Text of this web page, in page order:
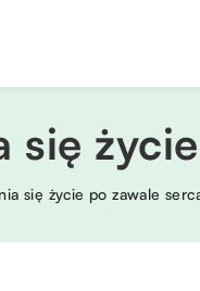
się
się życie po zawale